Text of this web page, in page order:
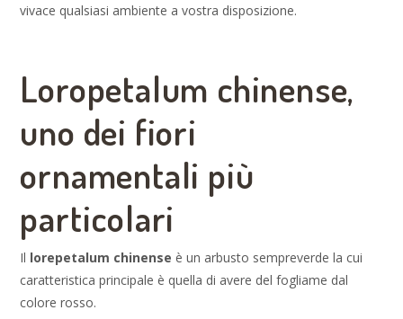
vivace qualsiasi ambiente a vostra disposizione.
Loropetalum chinense,
uno dei fiori
ornamentali più
particolari
Il lorepetalum chinense è un arbusto sempreverde la cui
caratteristica principale è quella di avere del fogliame dal
colore rosso.